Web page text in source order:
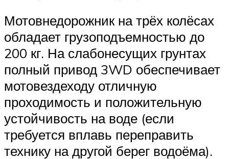
Мотовнедорожник на трёх колёсах
обладает грузоподъемностью до
200 кг. На слабонесущих грунтах
полный привод 3WD обеспечивает
мотовездеходу отличную
проходимость и положительную
устойчивость на воде (если
требуется вплавь переправить
технику на другой берег водоёма).